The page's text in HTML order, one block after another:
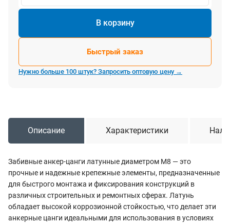
В корзину
Быстрый заказ
Нужно больше 100 штук? Запросить оптовую цену →
Описание Характеристики
Забивные анкер-цанги латунные диаметром М8 — это
прочные и надежные крепежные элементы, предназначенные
для быстрого монтажа и фиксирования конструкций в
различных строительных и ремонтных сферах. Латунь
обладает высокой коррозионной стойкостью, что делает эти
анкерные цанги идеальными для использования в условиях